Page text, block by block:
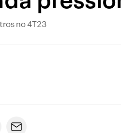
no 4T23